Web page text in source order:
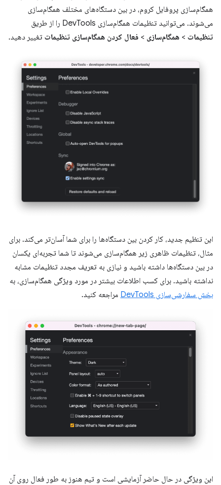
همگام‌سازی پروفایل کروم، در بین دستگاه‌های مختلف همگام‌سازی
می‌شوند. می‌توانید تنظیمات همگام‌سازی DevTools را از طریق
تنظیمات > همگام‌سازی > فعال کردن همگام‌سازی تنظیمات تغییر دهید.
این تنظیم جدید، کار کردن بین دستگاه‌ها را برای شما آسان‌تر می‌کند. برای
مثال، تنظیمات ظاهری زیر همگام‌سازی می‌شوند تا شما تجربه‌ای یکسان
در بین دستگاه‌ها داشته باشید و نیازی به تعریف مجدد تنظیمات مشابه
نداشته باشید. برای کسب اطلاعات بیشتر در مورد ویژگی همگام‌سازی، به
بخش سفارشی‌سازی DevTools
مراجعه کنید.
این ویژگی در حال حاضر آزمایشی است و تیم هنوز به طور فعال روی آن